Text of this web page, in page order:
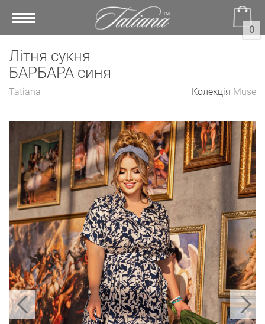
Toggle
0
Літня сукня
БАРБАРА синя
Tatiana Колекція Muse